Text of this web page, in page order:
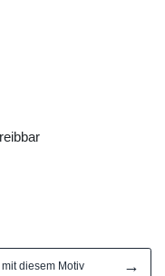
diesem Motiv →